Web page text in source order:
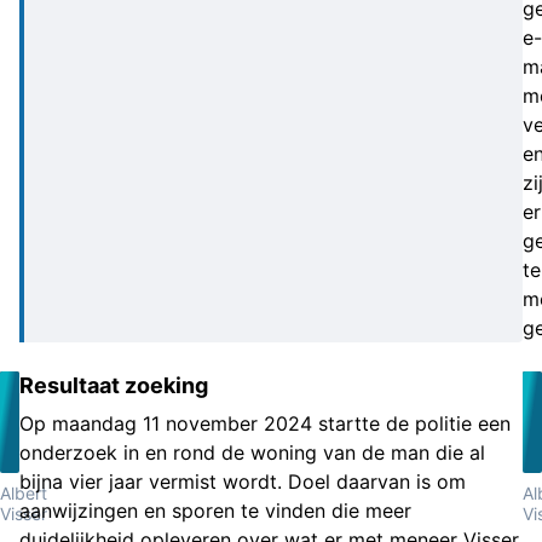
e-
er
Albert
Visser
Resultaat zoeking
Op maandag 11 november 2024 startte de politie een
onderzoek in en rond de woning van de man die al
bijna vier jaar vermist wordt. Doel daarvan is om
aanwijzingen en sporen te vinden die meer